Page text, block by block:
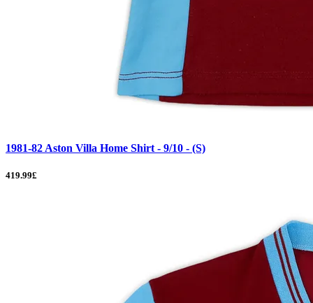
1981-82 Aston Villa Home Shirt - 9/10 - (S)
419.99£